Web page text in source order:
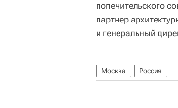
попечительского
партнер
и генеральный
Москва Россия